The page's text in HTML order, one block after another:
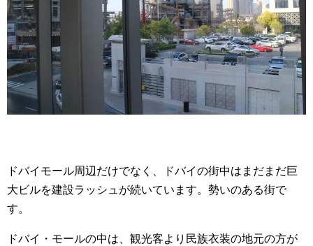
ドバイモール周辺だけでなく、ドバイの街中はまだまだ巨
大ビルを建設ラッシュが続いています。勢いのある街で
す。
ドバイ・モールの中は、観光客より民族衣装の地元の方が